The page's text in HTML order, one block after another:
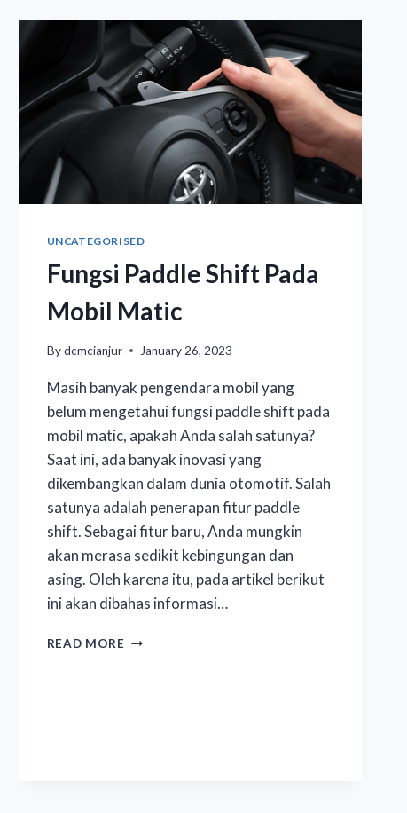
UNCATEGORISED
Fungsi Paddle Shift Pada
Mobil Matic
By dcmcianjur January 26, 2023
Masih banyak pengendara mobil yang
belum mengetahui fungsi paddle shift pada
mobil matic, apakah Anda salah satunya?
Saat ini, ada banyak inovasi yang
dikembangkan dalam dunia otomotif. Salah
satunya adalah penerapan fitur paddle
shift. Sebagai fitur baru, Anda mungkin
akan merasa sedikit kebingungan dan
asing. Oleh karena itu, pada artikel berikut
ini akan dibahas informasi…
READ MORE